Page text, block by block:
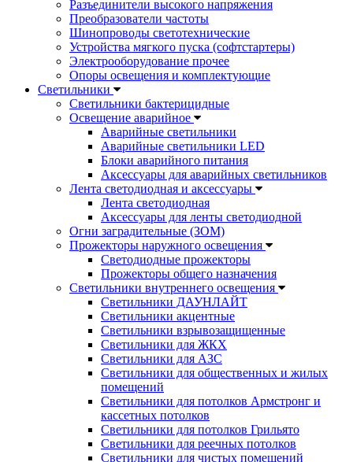
Разъединители высокого напряжения
Преобразователи частоты
Шинопроводы светотехнические
Устройства мягкого пуска (софтстартеры)
Электрооборудование прочее
Опоры освещения и комплектующие
Светильники
Светильники бактерицидные
Освещение аварийное
Аварийные светильники
Аварийные светильники LED
Блоки аварийного питания
Аксессуары для аварийных светильников
Лента светодиодная и аксессуары
Лента светодиодная
Аксессуары для ленты светодиодной
Огни заградительные (ЗОМ)
Прожекторы наружного освещения
Светодиодные прожекторы
Прожекторы общего назначения
Светильники внутреннего освещения
Светильники ДАУНЛАЙТ
Светильники акцентные
Светильники взрывозащищенные
Светильники для ЖКХ
Светильники для АЗС
Светильники для общественных и жилых
помещений
Светильники для потолков Армстронг и
кассетных потолков
Светильники для потолков Грильято
Светильники для реечных потолков
Светильники для чистых помещений